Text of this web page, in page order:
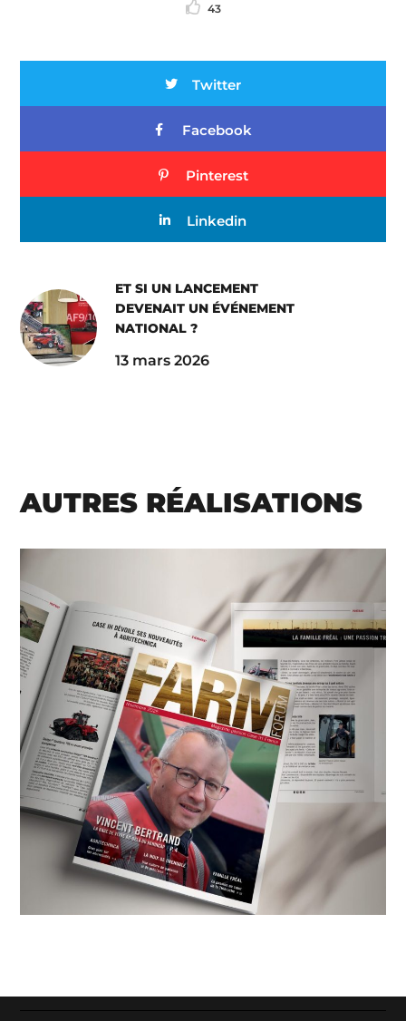
43
Twitter
Facebook
Pinterest
Linkedin
ET SI UN LANCEMENT
DEVENAIT UN ÉVÉNEMENT
NATIONAL ?
13 mars 2026
AUTRES RÉALISATIONS